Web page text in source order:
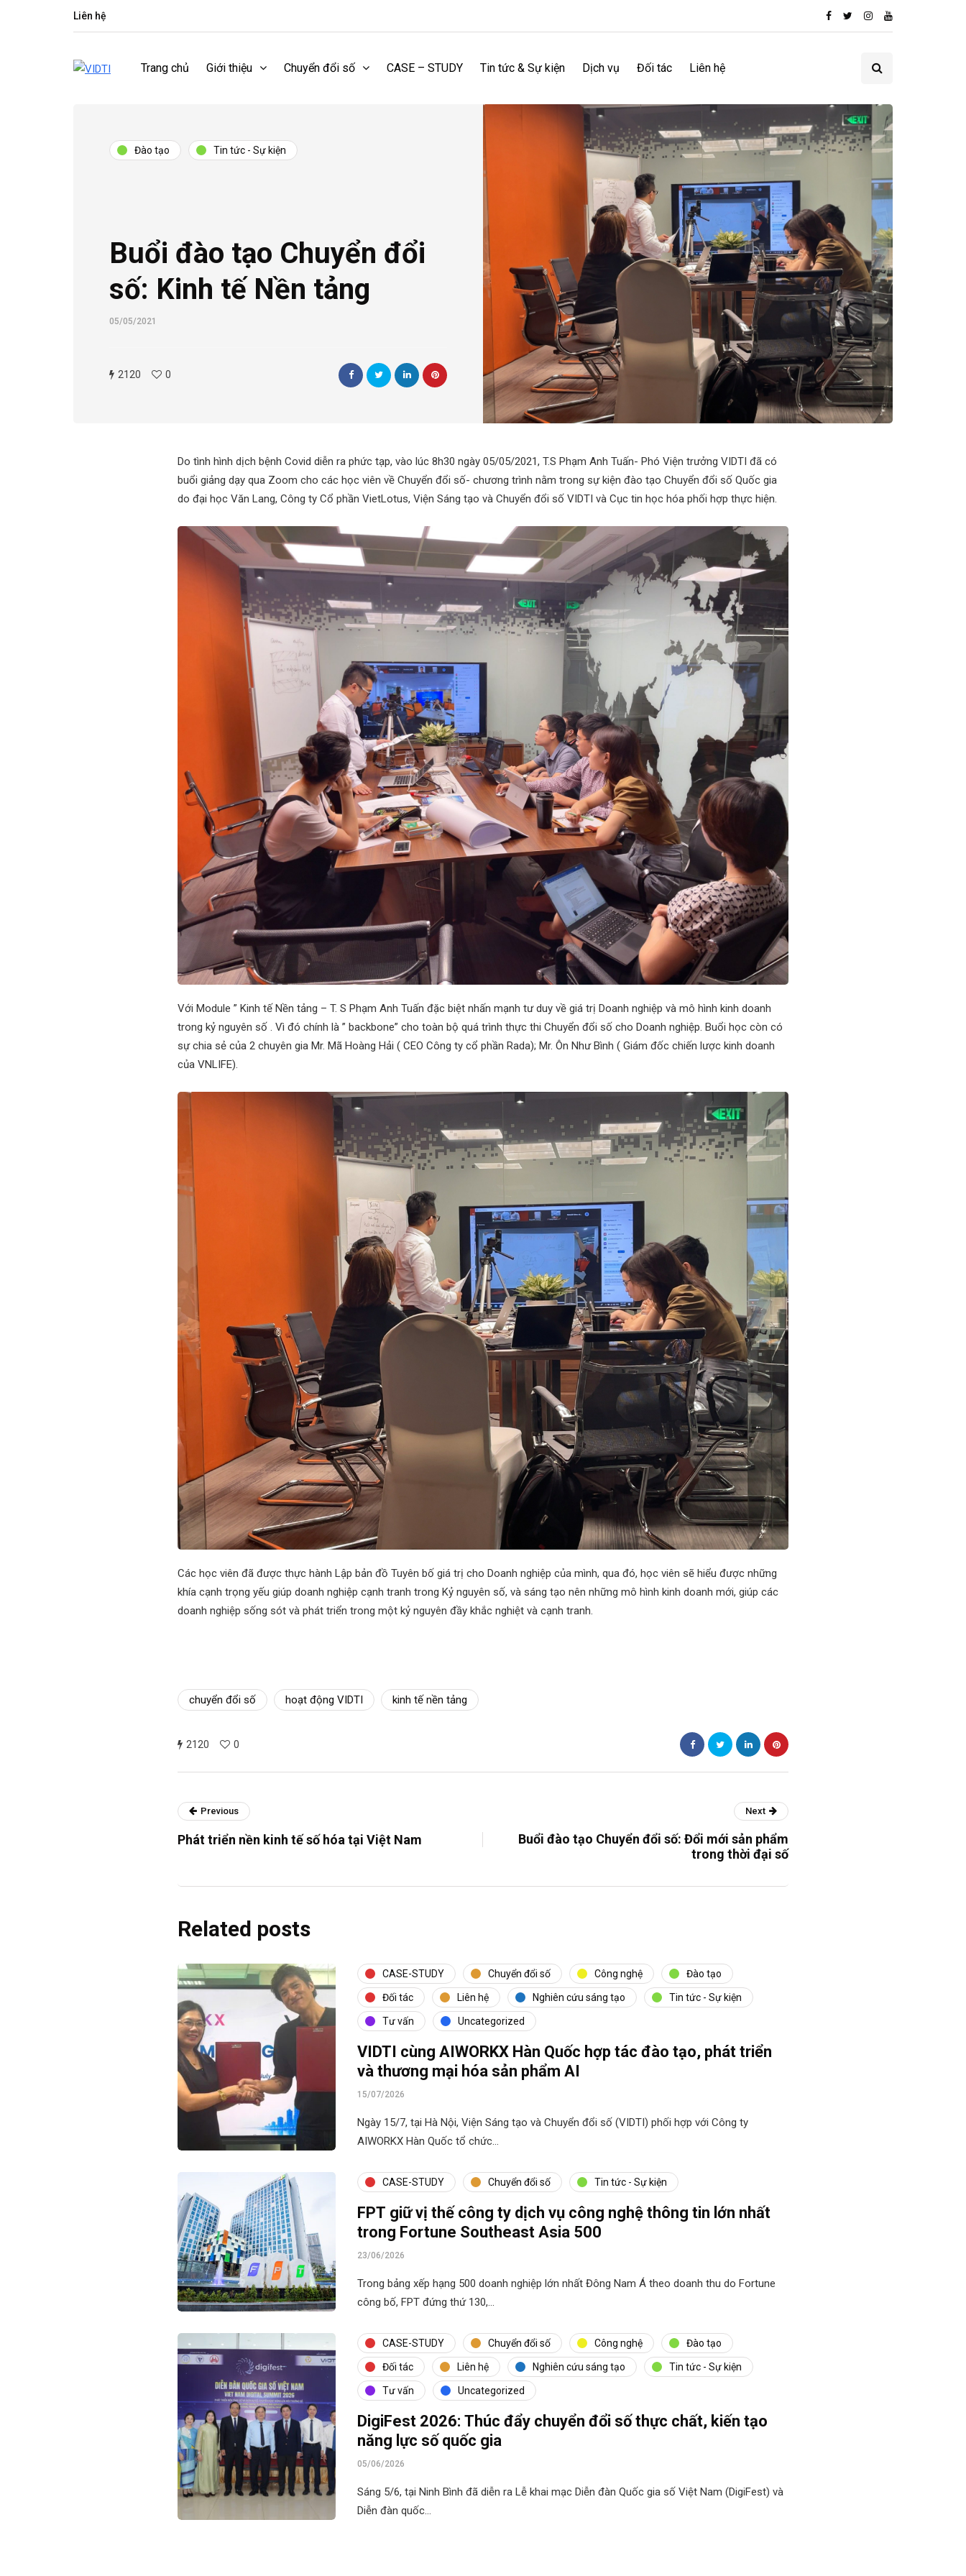
Liên hệ
Trang chủ Giới thiệu Chuyển đổi số CASE – STUDY Tin tức & Sự kiện Dịch vụ Đối tác Liên hệ
Đào tạo Tin tức - Sự kiện
Buổi đào tạo Chuyển đổi
số: Kinh tế Nền tảng
05/05/2021
2120 0
Do tình hình dịch bệnh Covid diễn ra phức tạp, vào lúc 8h30 ngày 05/05/2021, T.S Phạm Anh Tuấn- Phó Viện trưởng VIDTI đã có
buổi giảng dạy qua Zoom cho các học viên về Chuyển đổi số- chương trình nằm trong sự kiện đào tạo Chuyển đổi số Quốc gia
do đại học Văn Lang, Công ty Cổ phần VietLotus, Viện Sáng tạo và Chuyển đổi số VIDTI và Cục tin học hóa phối hợp thực hiện.
Với Module ” Kinh tế Nền tảng – T. S Phạm Anh Tuấn đặc biệt nhấn mạnh tư duy về giá trị Doanh nghiệp và mô hình kinh doanh
trong kỷ nguyên số . Vì đó chính là ” backbone” cho toàn bộ quá trình thực thi Chuyển đổi số cho Doanh nghiệp. Buổi học còn có
sự chia sẻ của 2 chuyên gia Mr. Mã Hoàng Hải ( CEO Công ty cổ phần Rada); Mr. Ôn Như Bình ( Giám đốc chiến lược kinh doanh
của VNLIFE).
Các học viên đã được thực hành Lập bản đồ Tuyên bố giá trị cho Doanh nghiệp của mình, qua đó, học viên sẽ hiểu được những
khía cạnh trọng yếu giúp doanh nghiệp cạnh tranh trong Kỷ nguyên số, và sáng tạo nên những mô hình kinh doanh mới, giúp các
doanh nghiệp sống sót và phát triển trong một kỷ nguyên đầy khắc nghiệt và cạnh tranh.
chuyển đổi số hoạt động VIDTI kinh tế nền tảng
2120 0
Previous
Phát triển nền kinh tế số hóa tại Việt Nam
Next
Buổi đào tạo Chuyển đổi số: Đổi mới sản phẩm
trong thời đại số
Related posts
CASE-STUDY Chuyển đổi số Công nghệ Đào tạo
Đối tác Liên hệ Nghiên cứu sáng tạo Tin tức - Sự kiện
Tư vấn Uncategorized
VIDTI cùng AIWORKX Hàn Quốc hợp tác đào tạo, phát triển
và thương mại hóa sản phẩm AI
15/07/2026
Ngày 15/7, tại Hà Nội, Viện Sáng tạo và Chuyển đổi số (VIDTI) phối hợp với Công ty
AIWORKX Hàn Quốc tổ chức…
CASE-STUDY Chuyển đổi số Tin tức - Sự kiện
FPT giữ vị thế công ty dịch vụ công nghệ thông tin lớn nhất
trong Fortune Southeast Asia 500
23/06/2026
Trong bảng xếp hạng 500 doanh nghiệp lớn nhất Đông Nam Á theo doanh thu do Fortune
công bố, FPT đứng thứ 130,…
CASE-STUDY Chuyển đổi số Công nghệ Đào tạo
Đối tác Liên hệ Nghiên cứu sáng tạo Tin tức - Sự kiện
Tư vấn Uncategorized
DigiFest 2026: Thúc đẩy chuyển đổi số thực chất, kiến tạo
năng lực số quốc gia
05/06/2026
Sáng 5/6, tại Ninh Bình đã diễn ra Lễ khai mạc Diễn đàn Quốc gia số Việt Nam (DigiFest) và
Diễn đàn quốc…